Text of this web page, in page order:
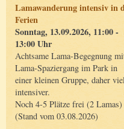
Lamawanderung intensiv in
Ferien
Sonntag, 13.09.2026, 11:00 -
13:00 Uhr
Achtsame Lama-Begegnung
Lama-Spaziergang im Park in
einer kleinen Gruppe, daher viel
intensiver.
Noch 4-5 Plätze frei (2 Lamas)
(Stand vom 03.08.2026)